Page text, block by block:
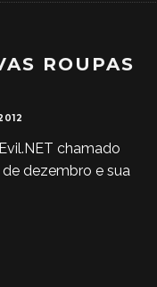
ROUPAS
chamado
de dezembro e sua